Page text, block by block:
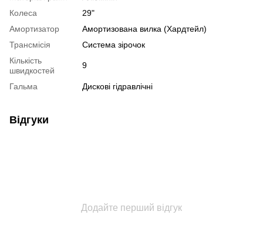
Колеса
29"
Амортизатор
Амортизована вилка (Хардтейл)
Трансмісія
Система зірочок
Кількість
швидкостей
9
Гальма Дискові гідравлічні
Відгуки
Додайте перший відгук